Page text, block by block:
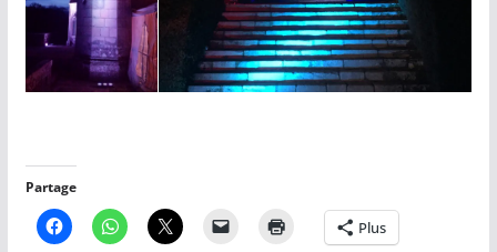
Partage
Plus